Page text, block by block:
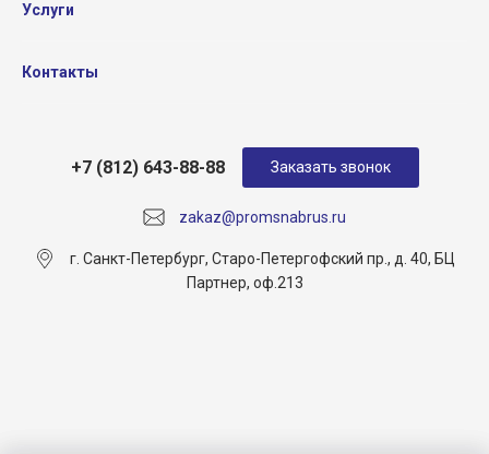
Услуги
Контакты
zakaz@promsnabrus.ru
+7 (812) 643-88-88
г. Санкт-Петербург, Старо-Петергофский пр., д. 40, БЦ
Партнер, оф.213
Заказать звонок